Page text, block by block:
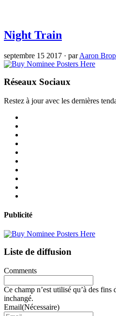
Night Train
septembre 15 2017 · parAaron
Réseaux Sociaux
Restez à jour avec les dernières
Publicité
Liste de diffusion
Comments
Ce champ n’est utilisé qu’à des
inchangé.
Email(Nécessaire)